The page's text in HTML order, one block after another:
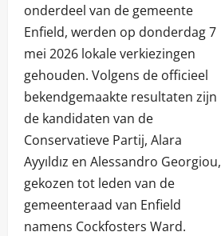
onderdeel van de gemeente
Enfield, werden op donderdag 7
mei 2026 lokale verkiezingen
gehouden. Volgens de officieel
bekendgemaakte resultaten zijn
de kandidaten van de
Conservatieve Partij, Alara
Ayyıldız en Alessandro Georgiou,
gekozen tot leden van de
gemeenteraad van Enfield
namens Cockfosters Ward.